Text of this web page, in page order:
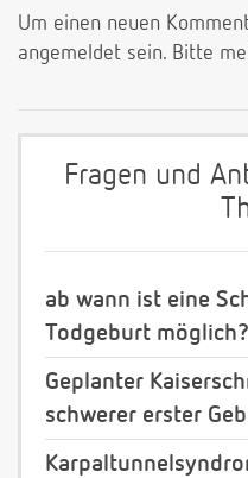
Um einen neuen
angemeldet sein. Bitte
Fragen und
ab wann ist eine
Todgeburt möglich?
Geplanter
schwerer erster